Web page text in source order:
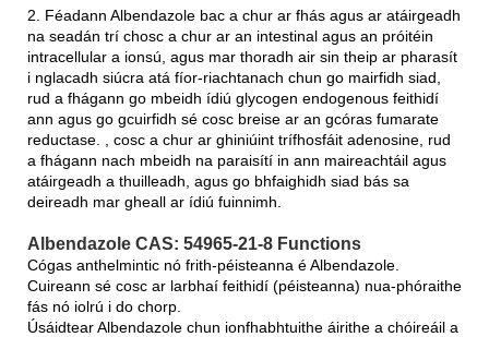
2. Féadann Albendazole bac a chur ar fhás agus ar atáirgeadh
na seadán trí chosc a chur ar an intestinal agus an próitéin
intracellular a ionsú, agus mar thoradh air sin theip ar pharasít
i nglacadh siúcra atá fíor-riachtanach chun go mairfidh siad,
rud a fhágann go mbeidh ídiú glycogen endogenous feithidí
ann agus go gcuirfidh sé cosc ​​breise ar an gcóras fumarate
reductase. , cosc ​​a chur ar ghiniúint trífhosfáit adenosine, rud
a fhágann nach mbeidh na paraisítí in ann maireachtáil agus
atáirgeadh a thuilleadh, agus go bhfaighidh siad bás sa
deireadh mar gheall ar ídiú fuinnimh.
Albendazole CAS: 54965-21-8 Functions
Cógas anthelmintic nó frith-péisteanna é Albendazole.
Cuireann sé cosc ​​ar larbhaí feithidí (péisteanna) nua-phóraithe
fás nó iolrú i do chorp.
Úsáidtear Albendazole chun ionfhabhtuithe áirithe a chóireáil a